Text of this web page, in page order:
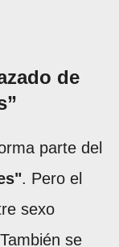
de
parte del
. Pero el
sexo
se